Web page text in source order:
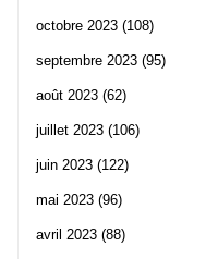
octobre 2023 (108)
septembre 2023 (95)
août 2023 (62)
juillet 2023 (106)
juin 2023 (122)
mai 2023 (96)
avril 2023 (88)